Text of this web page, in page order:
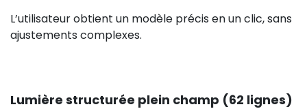
L’utilisateur obtient un modèle précis en un clic, sans
ajustements complexes.
Lumière structurée plein champ (62 lignes)